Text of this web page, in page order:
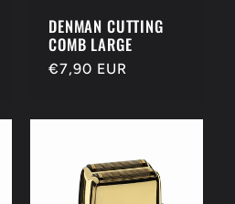
DENMAN CUTTING
COMB LARGE
Redovna
€7,90 EUR